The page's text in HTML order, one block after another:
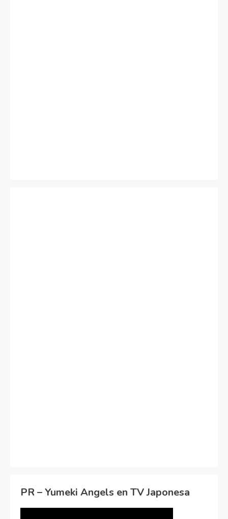
PR – Yumeki Angels en TV Japonesa